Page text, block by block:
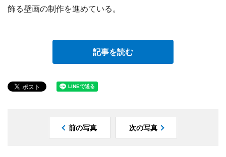
飾る壁画の制作を進めている。
記事を読む
前の写真 次の写真